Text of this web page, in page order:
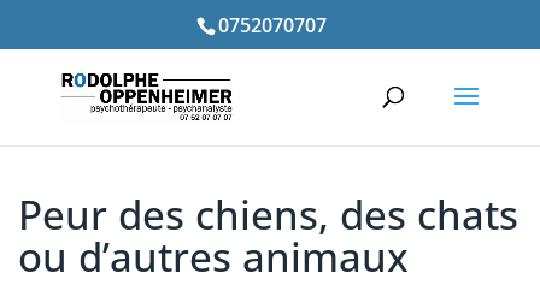
0752070707
Peur des chiens, des chats
ou d’autres animaux